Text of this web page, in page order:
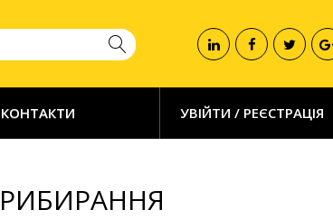
КОНТАКТИ УВІЙТИ / РЕЄСТРАЦІЯ